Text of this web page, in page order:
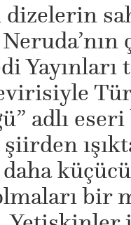
dizelerin
adlı
şiirden
bir